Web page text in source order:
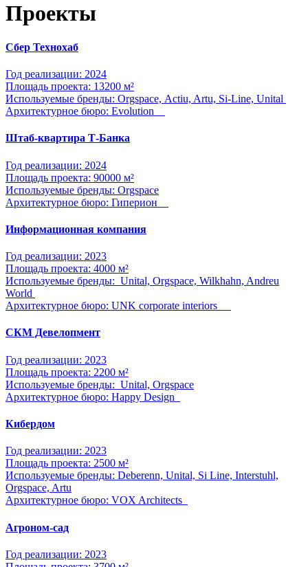
Проекты
Сбер Технохаб
Год реализации: 2024
Площадь проекта: 13200 м²
Используемые бренды: Orgspace, Actiu, Artu, Si-Line, Unital
Архитектурное бюро: Evolution
Штаб-квартира Т-Банка
Год реализации: 2024
Площадь проекта: 90000 м²
Используемые бренды: Orgspace
Архитектурное бюро: Гиперион
Информационная компания
Год реализации: 2023
Площадь проекта: 4000 м²
Используемые бренды: Unital, Orgspace, Wilkhahn, Andreu
World
Архитектурное бюро: UNK corporate interiors
CКМ Девелопмент
Год реализации: 2023
Площадь проекта: 2200 м²
Используемые бренды: Unital, Orgspace
Архитектурное бюро: Happy Design
Кибердом
Год реализации: 2023
Площадь проекта: 2500 м²
Используемые бренды: Deberenn, Unital, Si Line, Interstuhl,
Orgspace, Artu
Архитектурное бюро: VOX Architects
Агроном-сад
Год реализации: 2023